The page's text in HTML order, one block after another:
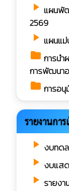
play_arrow แผนพั
2569
play_arrow แผนแม่
folder การนำ
การพัฒนา
folder การอนุ
รายงานการ
play_arrow งบทด
play_arrow งบแส
play_arrow รายง